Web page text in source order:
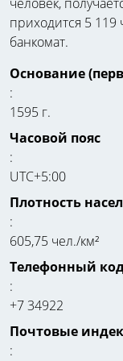
человек,
приходится 5 119
банкомат.
Основание
:
1595 г.
Часовой пояс
:
UTC+5:00
Плотность
:
605,75 чел./км²
Телефонный
:
+7 34922
Почтовые
: